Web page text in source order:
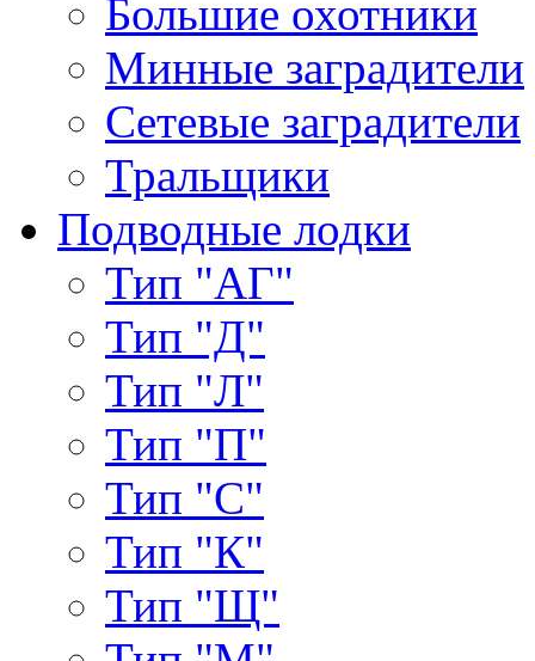
Большие охотники
Минные заградители
Сетевые заградители
Тральщики
Подводные лодки
Тип "АГ"
Тип "Д"
Тип "Л"
Тип "П"
Тип "С"
Тип "К"
Тип "Щ"